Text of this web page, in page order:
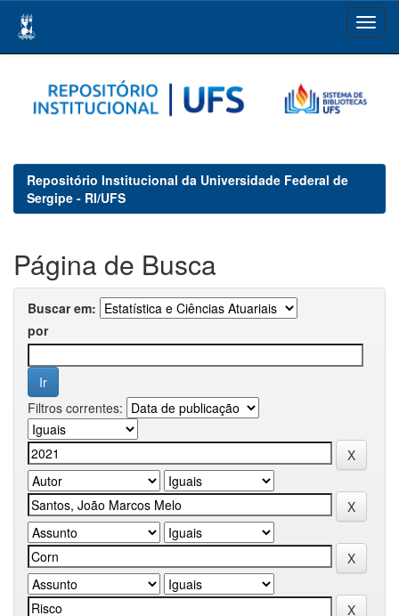
navigation
Repositório Institucional da Universidade Federal de
Sergipe - RI/UFS
Página de Busca
Buscar em:
por
Filtros correntes: